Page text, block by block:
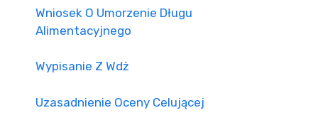
Wniosek O Umorzenie Długu
Alimentacyjnego
Wypisanie Z Wdż
Uzasadnienie Oceny Celującej